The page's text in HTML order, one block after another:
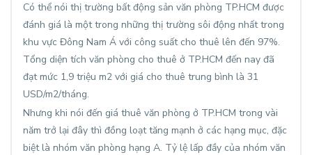
Có thể nói thị trường bất động sản văn phòng TP.HCM được
đánh giá là một trong những thị trường sôi động nhất trong
khu vực Đông Nam Á với công suất cho thuê lên đến 97%.
Tổng diện tích văn phòng cho thuê ở TP.HCM đến nay đã
đạt mức 1,9 triệu m2 với giá cho thuê trung bình là 31
USD/m2/tháng.
Nhưng khi nói đến giá thuê văn phòng ở TP.HCM trong vài
năm trở lại đây thì đồng loạt tăng mạnh ở các hạng mục, đặc
biệt là nhóm văn phòng hạng A. Tỷ lệ lấp đầy của nhóm văn